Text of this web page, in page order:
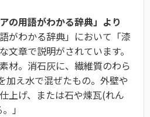
の用語がわかる辞典」より
がわかる辞典」において「漆
文章で説明がされています。
材。消石灰に、繊維質のわら
加え水で混ぜたもの。外壁や
上げ、または石や煉瓦(れん
」